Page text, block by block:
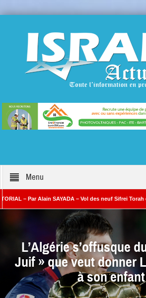
Menu
– Par Alain SAYADA – Vol des neuf Sifrei Torah de
Benjamin Netanyahou à l’Iran : « Si
L’Algérie s’offusque
Juif » que veut donner
à son enfant